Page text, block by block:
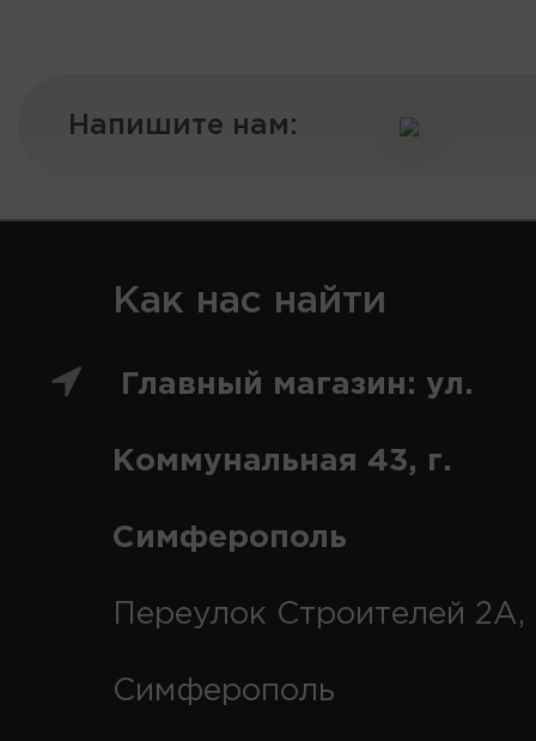
Напишите нам:
Как нас найти
Главный магазин: ул.
Коммунальная 43, г.
Симферополь
Переулок Строителей 2А,
Симферополь